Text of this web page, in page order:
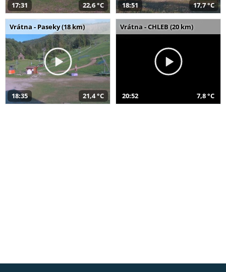
17:31 22,6 °C 18:51 17,7 °C
Vrátna - Paseky (18 km)
18:35 21,4 °C
Vrátna - CHLEB (20 km)
20:52 7,8 °C